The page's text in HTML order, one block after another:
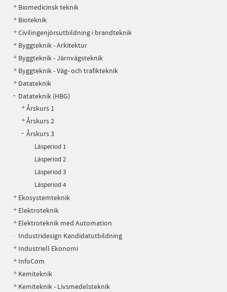
Biomedicinsk teknik
Bioteknik
Civilingenjörsutbildning i brandteknik
Byggteknik - Arkitektur
Byggteknik - Järnvägsteknik
Byggteknik - Väg- och trafikteknik
Datateknik
Datateknik (HBG)
Årskurs 1
Årskurs 2
Årskurs 3
Läsperiod 1
Läsperiod 2
Läsperiod 3
Läsperiod 4
Ekosystemteknik
Elektroteknik
Elektroteknik med Automation
Industridesign Kandidatutbildning
Industriell Ekonomi
InfoCom
Kemiteknik
Kemiteknik - Livsmedelsteknik